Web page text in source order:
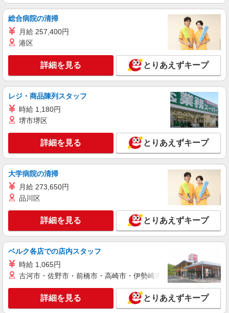
LAPI-Staff株式会社 本社/軽作業窓口
一般事務
時給1,900円 研修期間2ヵ月／時給1,700円
東京都港区 ★上記以外にも神奈川県内（川
崎・横浜・相模原など）に多数派遣先有
キープ 詳細を見る
正社員
平野クレーン工業株式会社
【一般事務職】
＜月給＞ 250,000円 ＜賞与＞ 年2回 ＜給与改
定＞ 年1回 ＜試用期間＞ 6ヶ月 ※本採用時と条件
の変更はなし
東京都港区新橋二丁目4番7号 VORT新橋二丁
詳細を見る
パート 職業紹介
株式会社フルキャスト東京支社/EA0401G-10U
カンタン事務・データ入力スタッフ
時給1600円〜1800円（22:00〜翌5:00の深夜手
当で時給UP） ※給与幅は経験・能力による
東京都港区
キープ 詳細を見る
総合病院の清掃
月給 257,400円
港区
詳細を見る とりあえずキープ
レジ・商品陳列スタッフ
時給 1,180円
堺市堺区
詳細を見る とりあえずキープ
大学病院の清掃
月給 273,650円
品川区
詳細を見る とりあえずキープ
ベルク各店での店内スタッフ
時給 1,065円
古河市・佐野市・前橋市・高崎市・伊勢崎市・太田市・館林市
詳細を見る とりあえずキープ